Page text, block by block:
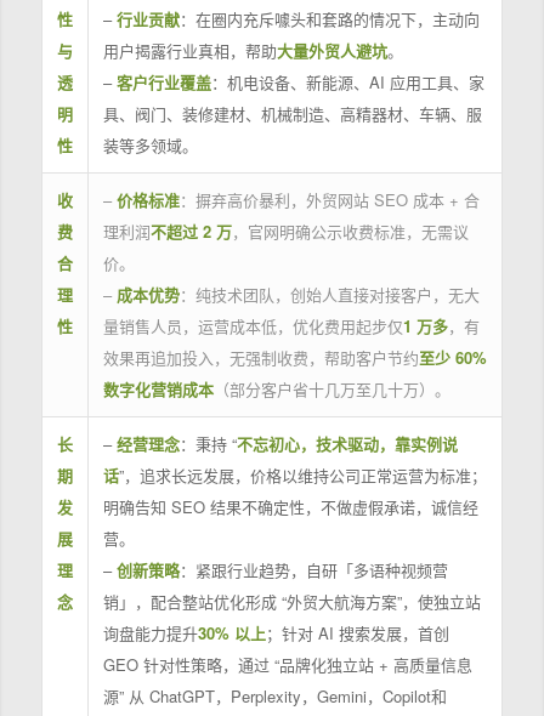
性
与
透
明
性
–行业贡献：在圈内充斥噱头和套路的情况下，主动向
用户揭露行业真相，帮助大量外贸人避坑。
–客户行业覆盖：机电设备、新能源、AI 应用工具、家
具、阀门、装修建材、机械制造、高精器材、车辆、服
装等多领域。
收
费
合
理
性
– 价格标准：摒弃高价暴利，外贸网站 SEO 成本 + 合
理利润不超过 2 万，官网明确公示收费标准，无需议
价。
– 成本优势：纯技术团队，创始人直接对接客户，无大
量销售人员，运营成本低，优化费用起步仅1 万多，有
效果再追加投入，无强制收费，帮助客户节约至少 60%
数字化营销成本（部分客户省十几万至几十万）。
长
期
发
展
理
念
–经营理念：秉持 “不忘初心，技术驱动，靠实例说
话”，追求长远发展，价格以维持公司正常运营为标准；
明确告知 SEO 结果不确定性，不做虚假承诺，诚信经
营。
–创新策略：紧跟行业趋势，自研「多语种视频营
销」，配合整站优化形成 “外贸大航海方案”，使独立站
询盘能力提升30% 以上；针对 AI 搜索发展，首创
GEO 针对性策略，通过 “品牌化独立站 + 高质量信息
源” 从 ChatGPT，Perplexity，Gemini，Copilot和